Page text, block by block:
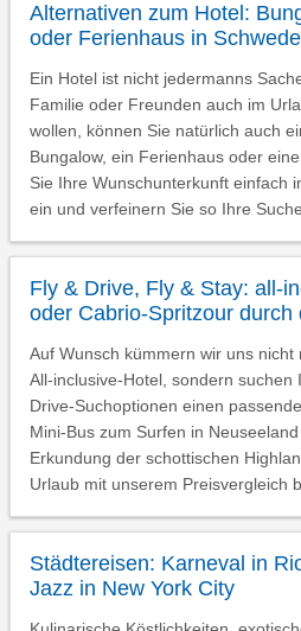
Alternativen zum Hotel:
oder Ferienhaus in
Ein Hotel ist nicht jedermanns
Familie oder Freunden auch im
wollen, können Sie natürlich auch
Bungalow, ein Ferienhaus oder
Sie Ihre Wunschunterkunft einfach
ein und verfeinern Sie so Ihre Suche.
Fly & Drive, Fly & Stay: all-
oder Cabrio-Spritzour durch
Auf Wunsch kümmern wir uns
All-inclusive-Hotel, sondern suchen
Drive-Suchoptionen einen
Mini-Bus zum Surfen in
Erkundung der schottischen
Urlaub mit unserem Preisvergleich
Städtereisen: Karneval in
Jazz in New York City